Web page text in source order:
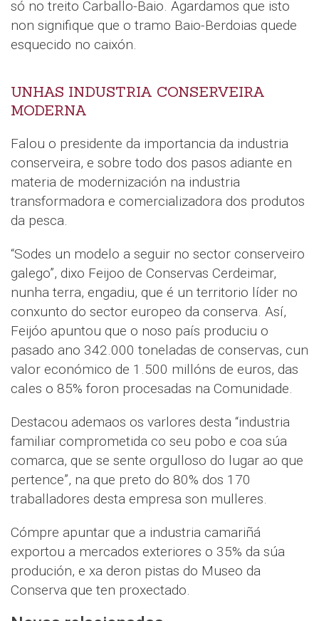
só no treito Carballo-Baio. Agardamos que isto
non signifique que o tramo Baio-Berdoias quede
esquecido no caixón.
UNHAS INDUSTRIA CONSERVEIRA
MODERNA
Falou o presidente da importancia da industria
conserveira, e sobre todo dos pasos adiante en
materia de modernización na industria
transformadora e comercializadora dos produtos
da pesca.
“Sodes un modelo a seguir no sector conserveiro
galego”, dixo Feijoo de Conservas Cerdeimar,
nunha terra, engadiu, que é un territorio líder no
conxunto do sector europeo da conserva. Así,
Feijóo apuntou que o noso país produciu o
pasado ano 342.000 toneladas de conservas, cun
valor económico de 1.500 millóns de euros, das
cales o 85% foron procesadas na Comunidade.
Destacou ademaos os varlores desta “industria
familiar comprometida co seu pobo e coa súa
comarca, que se sente orgulloso do lugar ao que
pertence”, na que preto do 80% dos 170
traballadores desta empresa son mulleres.
Cómpre apuntar que a industria camariñá
exportou a mercados exteriores o 35% da súa
produción, e xa deron pistas do Museo da
Conserva que ten proxectado.